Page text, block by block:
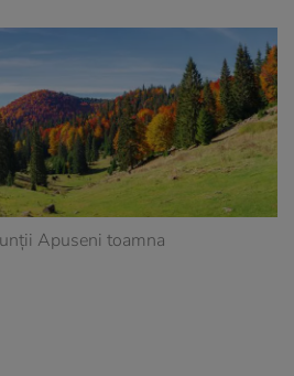
Apuseni toamna